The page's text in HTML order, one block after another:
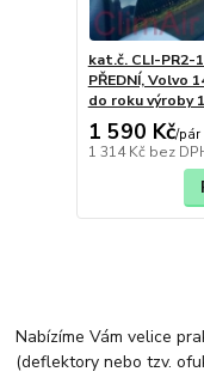
kat.č. CLI-
PŘEDNÍ, Volvo
do roku výroby
1 590 Kč/pár
1 314 Kč bez
Nabízíme Vám velice
(deflektory nebo tzv.